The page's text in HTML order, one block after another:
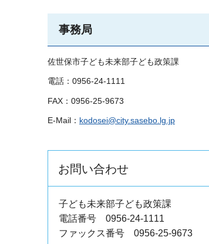
事務局
佐世保市子ども未来部子ども政策課
電話：0956-24-1111
FAX：0956-25-9673
E-Mail： kodosei@city.sasebo.lg.jp
お問い合わせ
子ども未来部子ども政策課
電話番号 0956-24-1111
ファックス番号 0956-25-9673